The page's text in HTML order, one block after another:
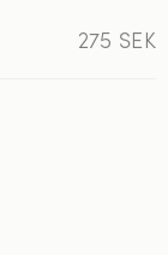
275 SEK